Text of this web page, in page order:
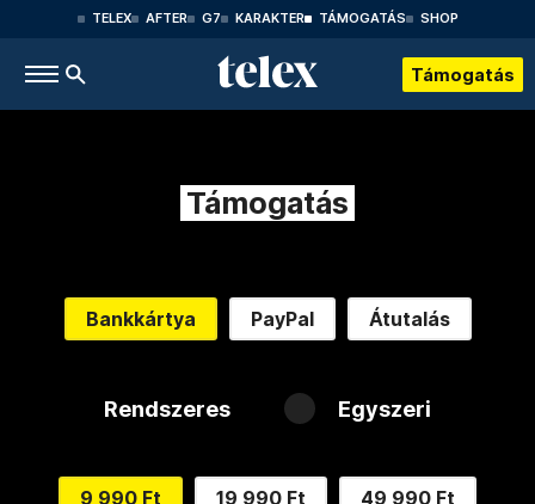
TELEX AFTER G7 KARAKTER TÁMOGATÁS SHOP
Támogatás
Támogatás
Bankkártya PayPal Átutalás
Rendszeres Egyszeri
9 990 Ft 19 990 Ft 49 990 Ft